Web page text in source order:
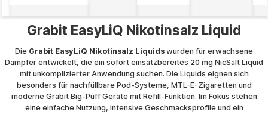
Grabit EasyLiQ Nikotinsalz Liquid
Die Grabit EasyLiQ Nikotinsalz Liquids wurden für erwachsene
Dampfer entwickelt, die ein sofort einsatzbereites 20 mg NicSalt Liquid
mit unkomplizierter Anwendung suchen. Die Liquids eignen sich
besonders für nachfüllbare Pod-Systeme, MTL-E-Zigaretten und
moderne Grabit Big-Puff Geräte mit Refill-Funktion. Im Fokus stehen
eine einfache Nutzung, intensive Geschmacksprofile und ein